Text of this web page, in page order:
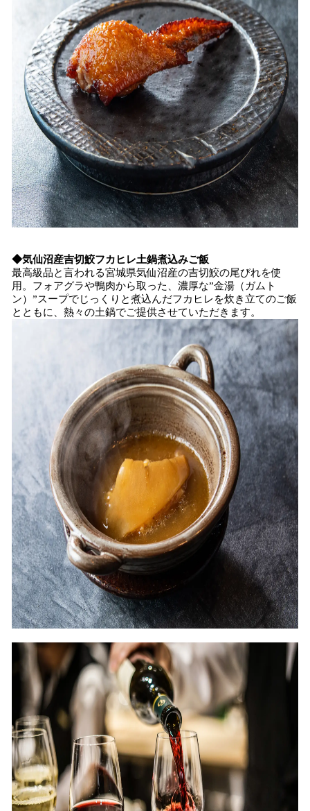
◆気仙沼産吉切鮫フカヒレ土鍋煮込みご飯
最高級品と言われる宮城県気仙沼産の吉切鮫の尾びれを使
用。フォアグラや鴨肉から取った、濃厚な”金湯（ガムト
ン）”スープでじっくりと煮込んだフカヒレを炊き立てのご飯
とともに、熱々の土鍋でご提供させていただきます。